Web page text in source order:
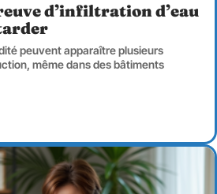
d’infiltration d’eau
peuvent apparaître plusieurs
même dans des bâtiments